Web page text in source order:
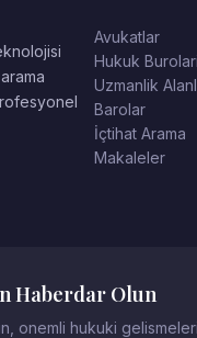
Avukatlar
Hukuk Burolari
Uzmanlik
Barolar
İçtihat Arama
Makaleler
Haberdar Olun
onemli hukuki